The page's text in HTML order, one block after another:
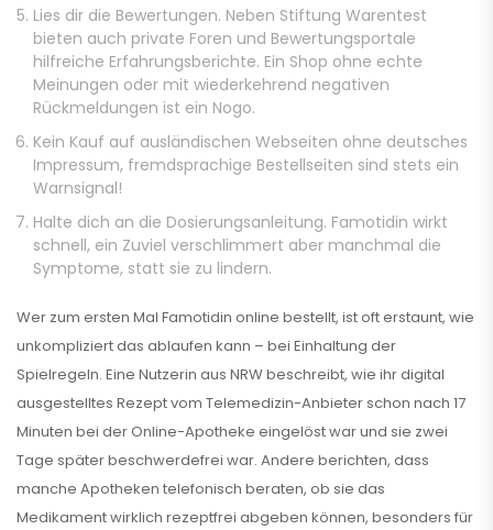
Lies dir die Bewertungen. Neben Stiftung Warentest
bieten auch private Foren und Bewertungsportale
hilfreiche Erfahrungsberichte. Ein Shop ohne echte
Meinungen oder mit wiederkehrend negativen
Rückmeldungen ist ein Nogo.
Kein Kauf auf ausländischen Webseiten ohne deutsches
Impressum, fremdsprachige Bestellseiten sind stets ein
Warnsignal!
Halte dich an die Dosierungsanleitung. Famotidin wirkt
schnell, ein Zuviel verschlimmert aber manchmal die
Symptome, statt sie zu lindern.
Wer zum ersten Mal Famotidin online bestellt, ist oft erstaunt, wie
unkompliziert das ablaufen kann – bei Einhaltung der
Spielregeln. Eine Nutzerin aus NRW beschreibt, wie ihr digital
ausgestelltes Rezept vom Telemedizin-Anbieter schon nach 17
Minuten bei der Online-Apotheke eingelöst war und sie zwei
Tage später beschwerdefrei war. Andere berichten, dass
manche Apotheken telefonisch beraten, ob sie das
Medikament wirklich rezeptfrei abgeben können, besonders für